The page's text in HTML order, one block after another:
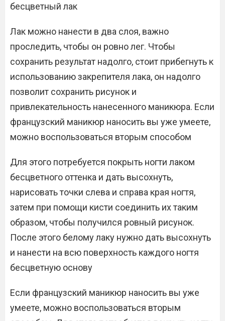
бесцветный лак
Лак можно нанести в два слоя, важно
проследить, чтобы он ровно лег. Чтобы
сохранить результат надолго, стоит прибегнуть к
использованию закрепителя лака, он надолго
позволит сохранить рисунок и
привлекательность нанесенного маникюра. Если
французский маникюр наносить вы уже умеете,
можно воспользоваться вторым способом
Для этого потребуется покрыть ногти лаком
бесцветного оттенка и дать высохнуть,
нарисовать точки слева и справа края ногтя,
затем при помощи кисти соединить их таким
образом, чтобы получился ровный рисунок.
После этого белому лаку нужно дать высохнуть
и нанести на всю поверхность каждого ногтя
бесцветную основу
Если французский маникюр наносить вы уже
умеете, можно воспользоваться вторым